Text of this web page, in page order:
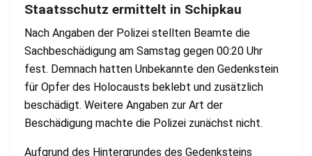
Staatsschutz ermittelt in Schipkau
Nach Angaben der Polizei stellten Beamte die
Sachbeschädigung am Samstag gegen 00:20 Uhr
fest. Demnach hatten Unbekannte den Gedenkstein
für Opfer des Holocausts beklebt und zusätzlich
beschädigt. Weitere Angaben zur Art der
Beschädigung machte die Polizei zunächst nicht.
Aufgrund des Hintergrundes des Gedenksteins